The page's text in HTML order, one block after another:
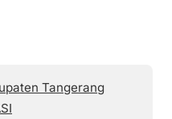
Tangerang